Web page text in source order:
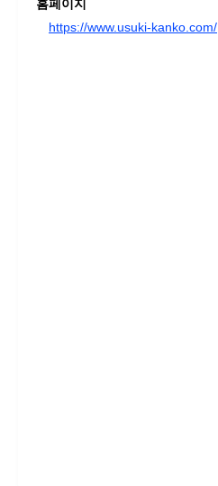
홈페이지
https://www.usuki-kanko.com/